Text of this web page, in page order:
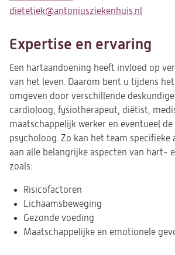
dietetiek@antoniusziekenhuis.nl
een
nieuwe
tab)
Expertise en ervaring
Een hartaandoening heeft invloed op
van het leven. Daarom bent u tijdens
omgeven door verschillende
cardioloog, fysiotherapeut, diëtist,
maatschappelijk werker en eventueel de
psycholoog. Zo kan het team specifieke
aan alle belangrijke aspecten van hart-
zoals:
Risicofactoren
Lichaamsbeweging
Gezonde voeding
Maatschappelijke en emotionele